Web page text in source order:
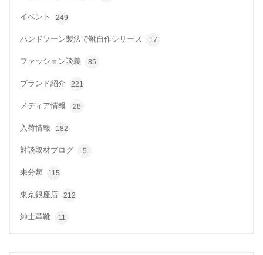
イベント 249
ハンドソーン製法で靴自作シリーズ 17
ファッション談義 85
ブランド紹介 221
メディア情報 28
入荷情報 182
対談取材ブログ 5
未分類 115
東京銀座店 212
紳士革靴 11